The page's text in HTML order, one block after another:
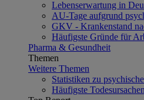
Lebenserwartung in
AU-Tage aufgrund
GKV - Krankenstand
Häufigste Gründe für
Pharma & Gesundheit
Themen
Weitere Themen
Statistiken zu
Häufigste